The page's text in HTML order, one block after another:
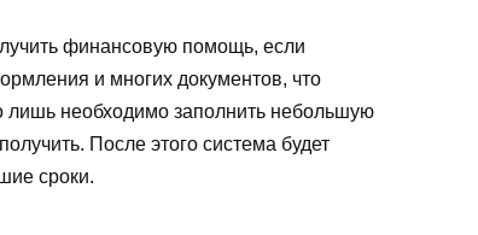
финансовую помощь, если
и многих документов, что
лишь необходимо заполнить небольшую
После этого система будет
сроки.